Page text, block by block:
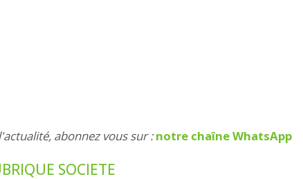
abonnez vous sur :notre chaîne WhatsApp
SOCIETE